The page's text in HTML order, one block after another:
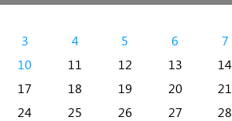
3
4 5 6 7
10
11 12 13 14
17
18 19 20 21
24
25 26 27 28